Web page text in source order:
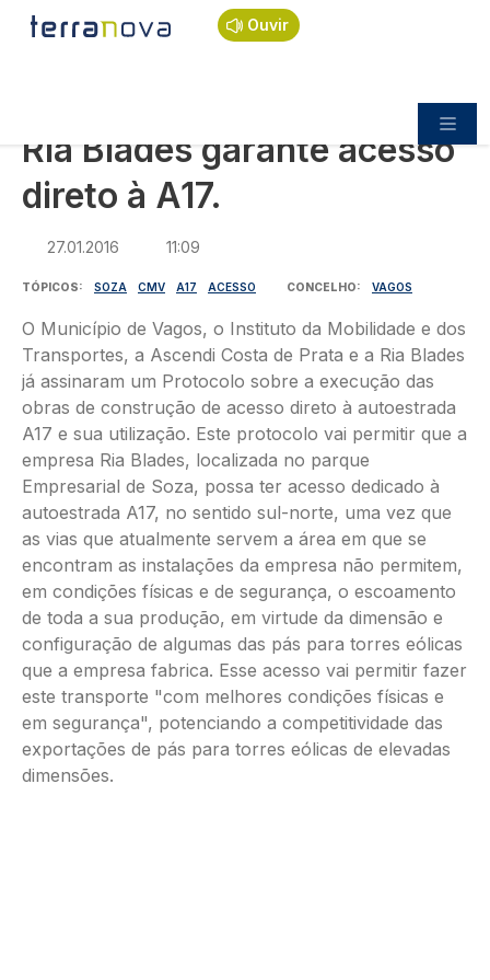
Passar para o conteúdo principal
Ouvir
Navegação estrutural
Início
Política
Ria Blades garante acesso direto à A17.
Ria Blades garante acesso
direto à A17.
27.01.2016 11:09
TÓPICOS SOZA CMV A17 ACESSO CONCELHO VAGOS
O Município de Vagos, o Instituto da Mobilidade e dos
Transportes, a Ascendi Costa de Prata e a Ria Blades
já assinaram um Protocolo sobre a execução das
obras de construção de acesso direto à autoestrada
A17 e sua utilização. Este protocolo vai permitir que a
empresa Ria Blades, localizada no parque
Empresarial de Soza, possa ter acesso dedicado à
autoestrada A17, no sentido sul-norte, uma vez que
as vias que atualmente servem a área em que se
encontram as instalações da empresa não permitem,
em condições físicas e de segurança, o escoamento
de toda a sua produção, em virtude da dimensão e
configuração de algumas das pás para torres eólicas
que a empresa fabrica. Esse acesso vai permitir fazer
este transporte "com melhores condições físicas e
em segurança", potenciando a competitividade das
exportações de pás para torres eólicas de elevadas
dimensões.